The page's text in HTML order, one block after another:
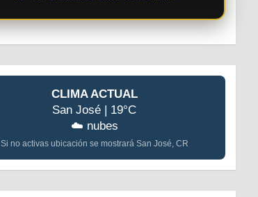
CLIMA ACTUAL
San José | 19°C
☁️ nubes
Si no activas ubicación se mostrará San José, CR